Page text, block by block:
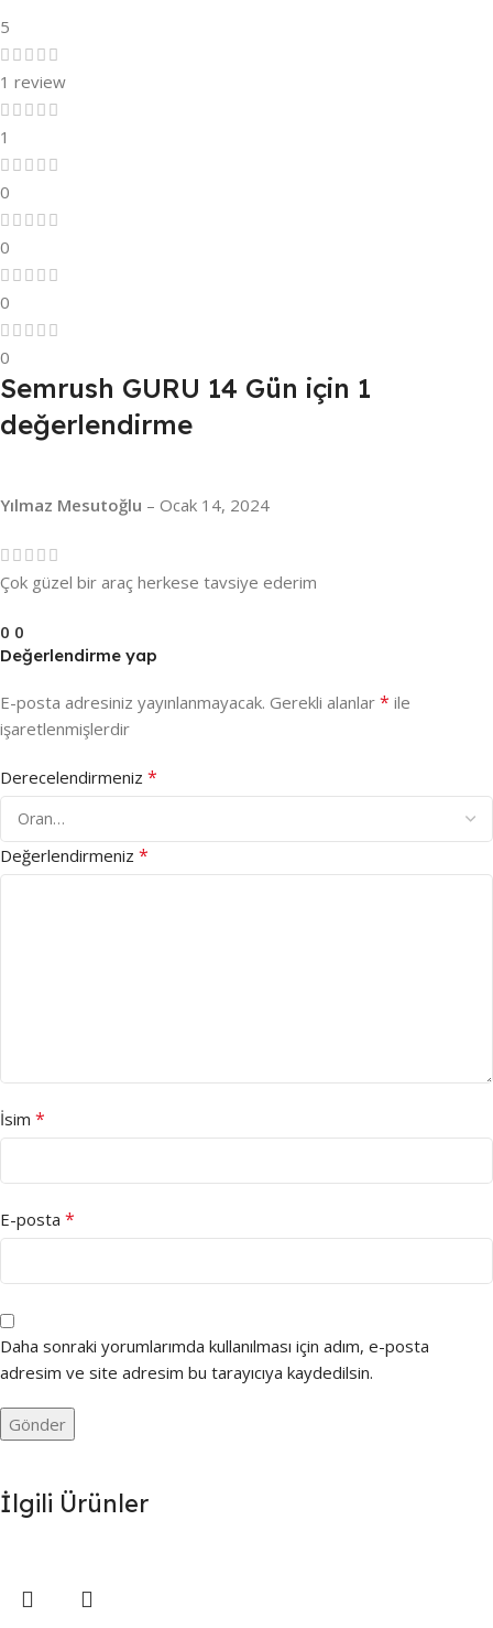
5
1 review
1
0
0
0
0
Semrush GURU 14 Gün için 1
değerlendirme
Yılmaz Mesutoğlu – Ocak 14, 2024
Çok güzel bir araç herkese tavsiye ederim
0 0
Değerlendirme yap
E-posta adresiniz yayınlanmayacak. Gerekli alanlar * ile
işaretlenmişlerdir
Derecelendirmeniz *
Değerlendirmeniz *
İsim *
E-posta *
Daha sonraki yorumlarımda kullanılması için adım, e-posta
adresim ve site adresim bu tarayıcıya kaydedilsin.
İlgili Ürünler